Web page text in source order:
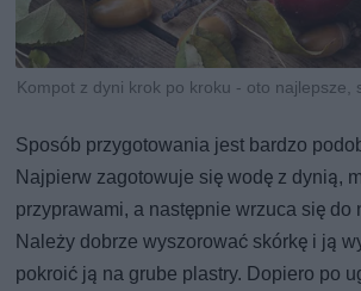
Kompot z dyni krok po kroku - oto najlepsze,
Sposób przygotowania jest bardzo
Najpierw zagotowuje się wodę z dynią,
przyprawami, a następnie wrzuca się do
Należy dobrze wyszorować skórkę i ją
pokroić ją na grube plastry. Dopiero po